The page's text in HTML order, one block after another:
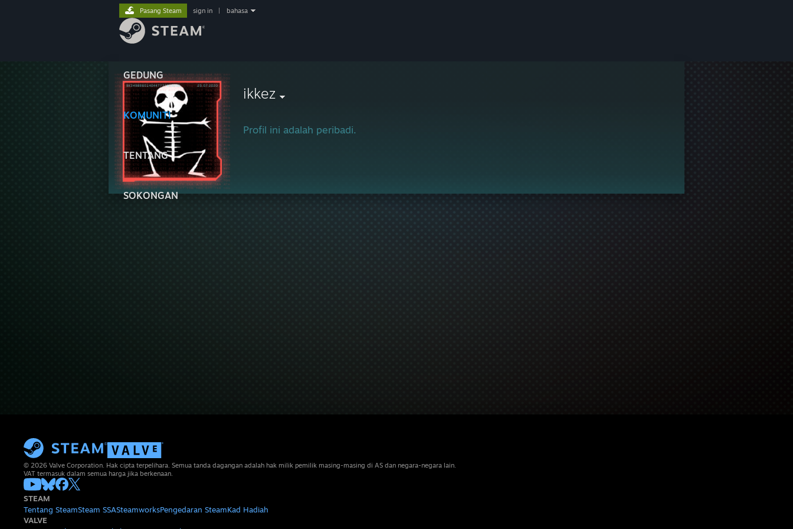
GEDUNG
KOMUNITI
TENTANG
SOKONGAN
Pasang Steam sign in bahasa
ikkez
Profil ini adalah peribadi.
© 2026 Valve Corporation. Hak cipta terpelihara. Semua tanda dagangan adalah hak milik pemilik masing-masing di AS dan negara-negara lain.
VAT termasuk dalam semua harga jika berkenaan.
STEAM
Tentang SteamSteam SSASteamworksPengedaran SteamKad Hadiah
VALVE